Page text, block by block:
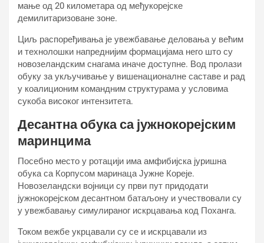
мање од 20 километара од међукорејске
демилитаризоване зоне.
Циљ распоређивања је увежбавање деловања у већим
и технолошки напреднијим формацијама него што су
новозеландским снагама иначе доступне. Вод пролази
обуку за укључивање у вишенационалне саставе и рад
у коалиционим командним структурама у условима
сукоба високог интензитета.
Десантна обука са јужнокорејским
маринцима
Посебно место у ротацији има амфибијска јуришна
обука са Корпусом маринаца Јужне Кореје.
Новозеландски војници су први пут придодати
јужнокорејском десантном батаљону и учествовали су
у увежбавању симулираног искрцавања код Поханга.
Током вежбе укрцавали су се и искрцавали из